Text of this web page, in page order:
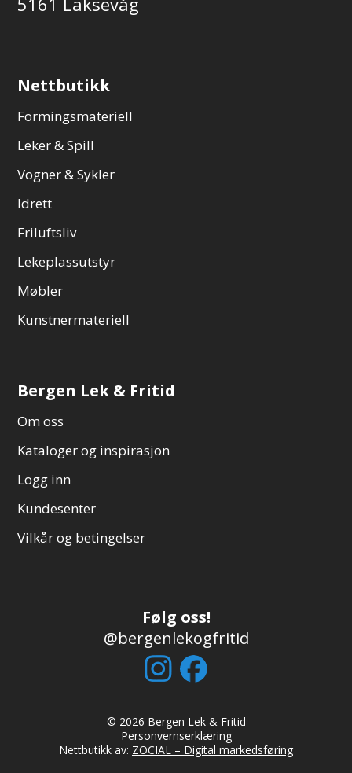
Nettbutikk
Formingsmateriell
Leker & Spill
Vogner & Sykler
Idrett
Friluftsliv
Lekeplassutstyr
Møbler
Kunstnermateriell
Bergen Lek & Fritid
Om oss
Kataloger og inspirasjon
Logg inn
Kundesenter
Vilkår og betingelser
Følg oss!
@bergenlekogfritid
© 2026 Bergen Lek & Fritid
Personvernserklæring
Nettbutikk av: ZOCIAL – Digital markedsføring